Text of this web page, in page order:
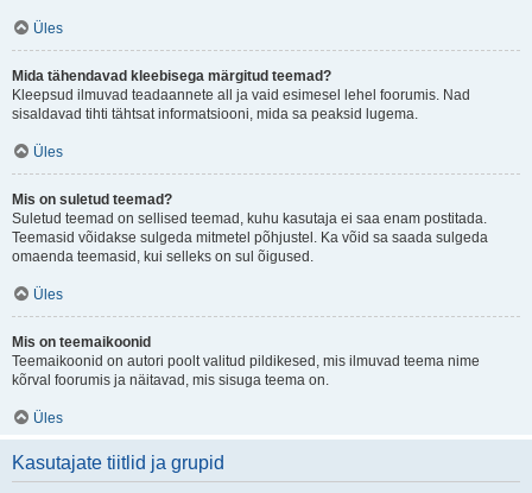
Üles
Mida tähendavad kleebisega märgitud teemad?
Kleepsud ilmuvad teadaannete all ja vaid esimesel lehel foorumis. Nad
sisaldavad tihti tähtsat informatsiooni, mida sa peaksid lugema.
Üles
Mis on suletud teemad?
Suletud teemad on sellised teemad, kuhu kasutaja ei saa enam postitada.
Teemasid võidakse sulgeda mitmetel põhjustel. Ka võid sa saada sulgeda
omaenda teemasid, kui selleks on sul õigused.
Üles
Mis on teemaikoonid
Teemaikoonid on autori poolt valitud pildikesed, mis ilmuvad teema nime
kõrval foorumis ja näitavad, mis sisuga teema on.
Üles
Kasutajate tiitlid ja grupid